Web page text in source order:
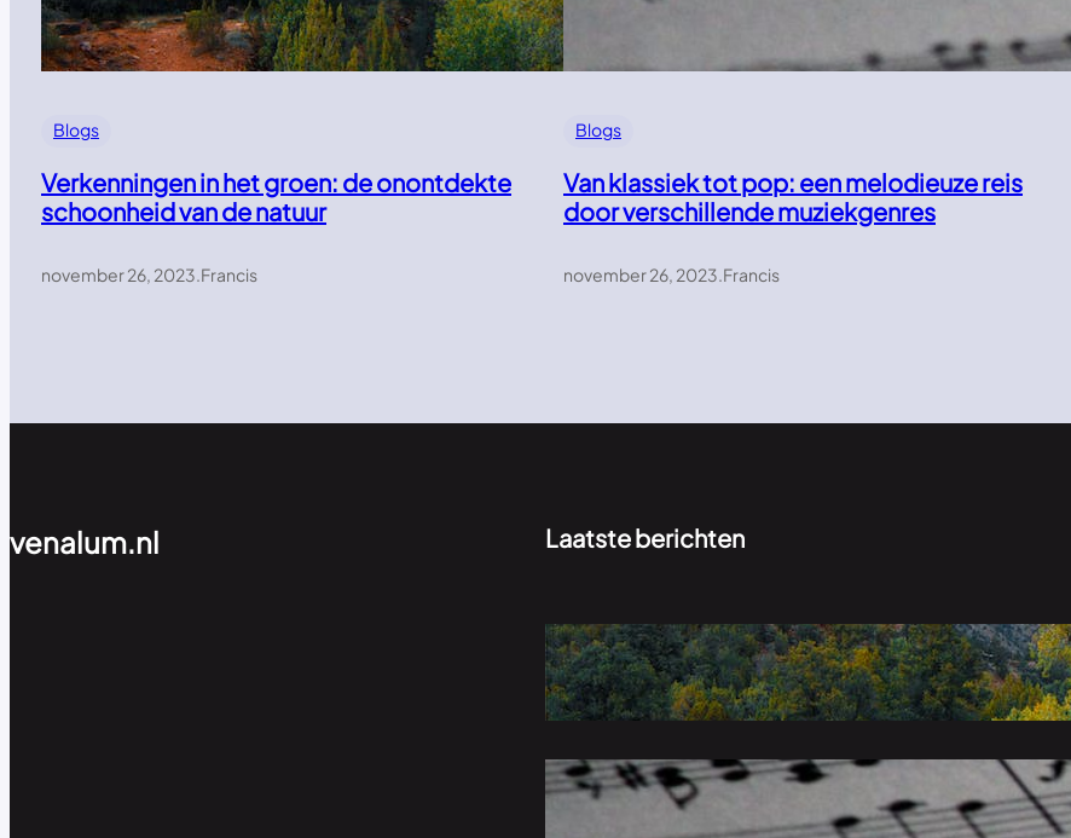
Blogs
Verkenningen in het groen: de onontdekte
schoonheid van de natuur
november 26, 2023.Francis
Blogs
Van klassiek tot pop: een melodieuze reis
door verschillende muziekgenres
november 26, 2023.Francis
venalum.nl Laatste berichten
Verkenningen in het groen: de onontdekte
schoonheid van de natuur
november 26, 2023
Van klassiek tot pop: een melodieuze reis
door verschillende muziekgenres